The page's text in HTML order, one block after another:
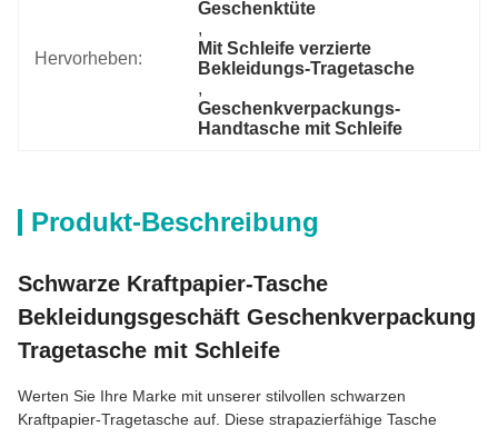
Hervorheben:
Geschenktüte
,
Mit Schleife verzierte
Bekleidungs-Tragetasche
,
Geschenkverpackungs-
Handtasche mit Schleife
Produkt-Beschreibung
Schwarze Kraftpapier-Tasche
Bekleidungsgeschäft Geschenkverpackung
Tragetasche mit Schleife
Werten Sie Ihre Marke mit unserer stilvollen schwarzen
Kraftpapier-Tragetasche auf. Diese strapazierfähige Tasche